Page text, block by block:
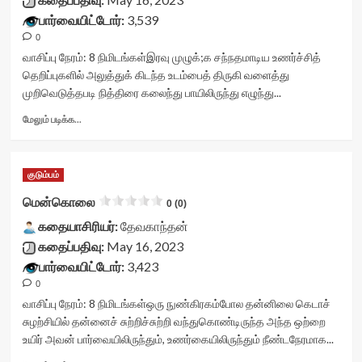
average'>0
(0)
</div>
rater-
starsize='16'
rater-
postid='35384'
data-
rater-
<span
class='yasr-
title-
average'>0
</span>
</div>
container">
<div
stars-
title
yasr-
rater-
rater-
c25eaa868f17e'
data-
rating='0'
data-
rater-
data-
rater-
postid='35385'
data-
பார்வையிட்டோர்:3,539
0
வாசிப்பு நேரம்: 8 நிமிடங்கள்இரவு முழுக்;க சந்நதமாடிய உணர்ச்சித்
தெறிப்புகளில் அலுத்துக் கிடந்த உடம்பைத் திருகி வளைத்து
முறிவெடுத்தபடி நித்திரை கலைந்து பாயிலிருந்து எழுந்து...
மேலும் படிக்க...
class="yasr-
vv-
stars-
title-
container">
<div
stars-
title
yasr-
rater-
குடும்பம்
மென்கொலை 0 (0)
கதையாசிரியர்:தேவகாந்தன்
கதைப்பதிவு:May 16, 2023
பார்வையிட்டோர்:3,423
0
வாசிப்பு நேரம்: 8 நிமிடங்கள்ஒரு நுண்கிரகம்போல தன்னிலை கெடாச்
சுழற்சியில் தன்னைச் சுற்றிச்சுற்றி வந்துகொண்டிருந்த அந்த ஒற்றை
உயிர் அவன் பார்வையிலிருந்தும், உணர்கையிலிருந்தும் நீண்டநேரமாக...